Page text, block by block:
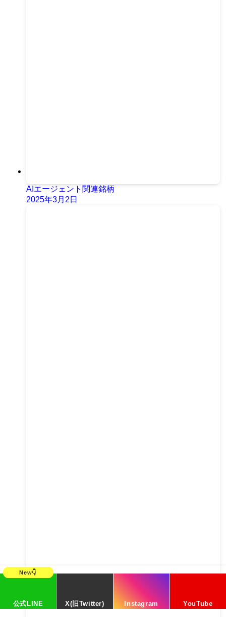
AIエージェント関連銘柄
2025年3月2日
公式LINE X(旧Twitter) Instagram YouTube